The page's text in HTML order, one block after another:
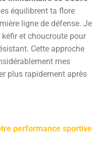
équilibrent ta flore
ligne de défense. Je
et choucroute pour
Cette approche
mes
plus rapidement après
performance sportive